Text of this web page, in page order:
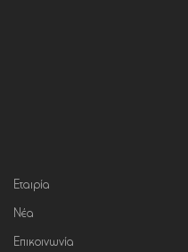
Εταιρία
Νέα
Επικοινωνία